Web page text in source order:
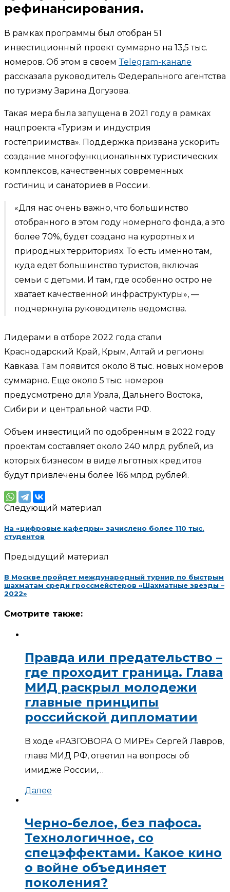
рефинансирования.
В рамках программы был отобран 51
инвестиционный проект суммарно на 13,5 тыс.
номеров. Об этом в своем Telegram-канале
рассказала руководитель Федерального агентства
по туризму Зарина Догузова.
Такая мера была запущена в 2021 году в рамках
нацпроекта «Туризм и индустрия
гостеприимства». Поддержка призвана ускорить
создание многофункциональных туристических
комплексов, качественных современных
гостиниц и санаториев в России.
«Для нас очень важно, что большинство
отобранного в этом году номерного фонда, а это
более 70%, будет создано на курортных и
природных территориях. То есть именно там,
куда едет большинство туристов, включая
семьи с детьми. И там, где особенно остро не
хватает качественной инфраструктуры», —
подчеркнула руководитель ведомства.
Лидерами в отборе 2022 года стали
Краснодарский Край, Крым, Алтай и регионы
Кавказа. Там появится около 8 тыс. новых номеров
суммарно. Еще около 5 тыс. номеров
предусмотрено для Урала, Дальнего Востока,
Сибири и центральной части РФ.
Объем инвестиций по одобренным в 2022 году
проектам составляет около 240 млрд рублей, из
которых бизнесом в виде льготных кредитов
будут привлечены более 166 млрд рублей.
Следующий материал
На «цифровые кафедры» зачислено более 110 тыс.
студентов
Предыдущий материал
В Москве пройдет международный турнир по быстрым
шахматам среди гроссмейстеров «Шахматные звезды –
2022»
Смотрите также:
Правда или предательство –
где проходит граница. Глава
МИД раскрыл молодежи
главные принципы
российской дипломатии
В ходе «РАЗГОВОРА О МИРЕ» Сергей Лавров,
глава МИД РФ, ответил на вопросы об
имидже России,…
Далее
Черно-белое, без пафоса.
Технологичное, со
спецэффектами. Какое кино
о войне объединяет
поколения?